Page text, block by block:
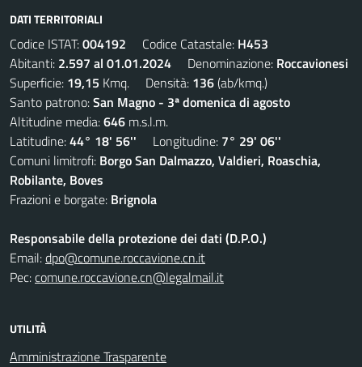
DATI TERRITORIALI
Codice ISTAT:004192 Codice Catastale: H453
Abitanti: 2.597 al 01.01.2024 Denominazione: Roccavionesi
Superficie: 19,15 Kmq. Densità: 136(ab/kmq.)
Santo patrono:San Magno - 3ª domenica di agosto
Altitudine media:646 m.s.l.m.
Latitudine:44° 18' 56'' Longitudine: 7° 29' 06''
Comuni limitrofi: Borgo San Dalmazzo, Valdieri, Roaschia,
Robilante, Boves
Frazioni e borgate: Brignola
Responsabile della protezione dei dati (D.P.O.)
Email:dpo@comune.roccavione.cn.it
Pec:comune.roccavione.cn@legalmail.it
UTILITÀ
Amministrazione Trasparente